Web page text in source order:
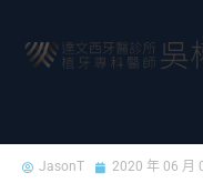
JasonT 2020 年 06 月